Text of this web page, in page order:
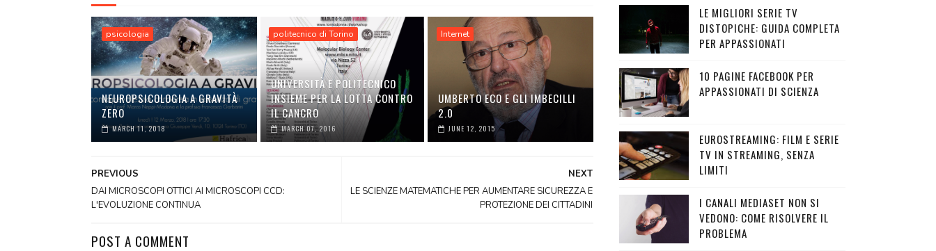
psicologia
NEUROPSICOLOGIA A GRAVITÀ
ZERO
MARCH 11, 2018
politecnico di Torino
UNIVERSITÀ E POLITECNICO
INSIEME PER LA LOTTA CONTRO
IL CANCRO
MARCH 07, 2016
Internet
UMBERTO ECO E GLI IMBECILLI
2.0
JUNE 12, 2015
NEXT
LE SCIENZE MATEMATICHE PER AUMENTARE SICUREZZA E
PROTEZIONE DEI CITTADINI
PREVIOUS
DAI MICROSCOPI OTTICI AI MICROSCOPI CCD:
L'EVOLUZIONE CONTINUA
POST A COMMENT
LE MIGLIORI SERIE TV
DISTOPICHE: GUIDA COMPLETA
PER APPASSIONATI
10 PAGINE FACEBOOK PER
APPASSIONATI DI SCIENZA
EUROSTREAMING: FILM E SERIE
TV IN STREAMING, SENZA
LIMITI
I CANALI MEDIASET NON SI
VEDONO: COME RISOLVERE IL
PROBLEMA